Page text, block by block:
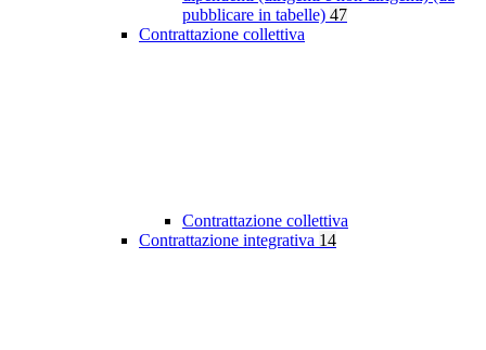
pubblicare in tabelle) 47
Contrattazione collettiva
Contrattazione collettiva
Contrattazione integrativa 14